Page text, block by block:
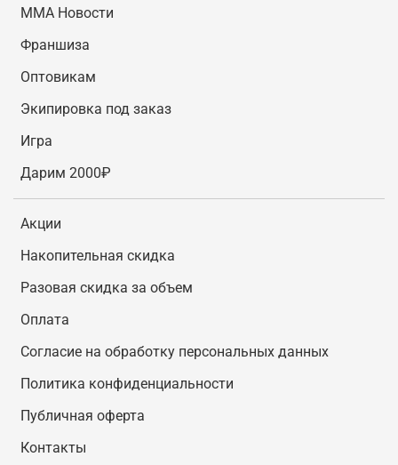
MMA Новости
Франшиза
Оптовикам
Экипировка под заказ
Игра
Дарим 2000₽
Акции
Накопительная скидка
Разовая скидка за объем
Оплата
Согласие на обработку персональных данных
Политика конфиденциальности
Публичная оферта
Контакты